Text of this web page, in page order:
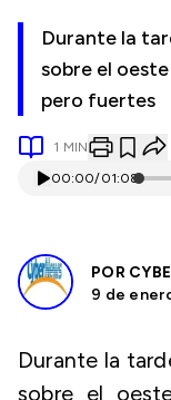
Durante la
sobre el
pero fuertes
1 MIN
00:00/01:08
POR
9 de
Durante la
sobre el